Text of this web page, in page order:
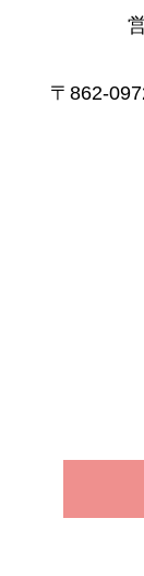
〒862-